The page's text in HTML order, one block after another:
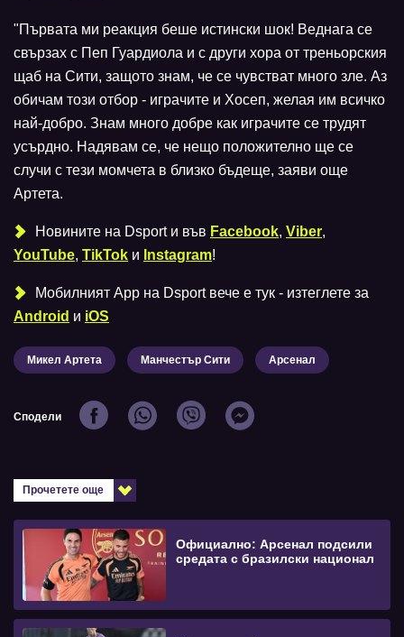
"Първата ми реакция беше истински шок! Веднага се
свързах с Пеп Гуардиола и с други хора от треньорския
щаб на Сити, защото знам, че се чувстват много зле. Аз
обичам този отбор - играчите и Хосеп, желая им всичко
най-добро. Знам много добре как играчите се трудят
усърдно. Надявам се, че нещо положително ще се
случи с тези момчета в близко бъдеще, заяви още
Артета.
Новините на Dsport и във Facebook, Viber,
YouTube, TikTok и Instagram!
Мобилният Аpp на Dsport вече е тук - изтеглете за
Android и iOS
Микел Артета Манчестър Сити Арсенал
Сподели
Прочетете още
Официално: Арсенал подсили
средата с бразилски национал